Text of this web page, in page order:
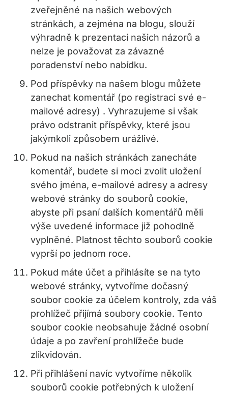
zveřejněné na našich webových
stránkách, a zejména na blogu, slouží
výhradně k prezentaci našich názorů a
nelze je považovat za závazné
poradenství nebo nabídku.
Pod příspěvky na našem blogu můžete
zanechat komentář (po registraci své e-
mailové adresy) . Vyhrazujeme si však
právo odstranit příspěvky, které jsou
jakýmkoli způsobem urážlivé.
Pokud na našich stránkách zanecháte
komentář, budete si moci zvolit uložení
svého jména, e-mailové adresy a adresy
webové stránky do souborů cookie,
abyste při psaní dalších komentářů měli
výše uvedené informace již pohodlně
vyplněné. Platnost těchto souborů cookie
vyprší po jednom roce.
Pokud máte účet a přihlásíte se na tyto
webové stránky, vytvoříme dočasný
soubor cookie za účelem kontroly, zda váš
prohlížeč přijímá soubory cookie. Tento
soubor cookie neobsahuje žádné osobní
údaje a po zavření prohlížeče bude
zlikvidován.
Při přihlášení navíc vytvoříme několik
souborů cookie potřebných k uložení